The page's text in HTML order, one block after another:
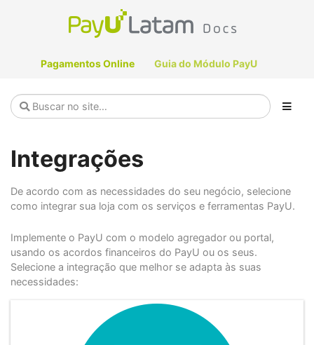
Pagamentos Online Guia do Módulo PayU
Integrações
De acordo com as necessidades do seu negócio, selecione
como integrar sua loja com os serviços e ferramentas PayU.
Implemente o PayU com o modelo agregador ou portal,
usando os acordos financeiros do PayU ou os seus.
Selecione a integração que melhor se adapta às suas
necessidades: